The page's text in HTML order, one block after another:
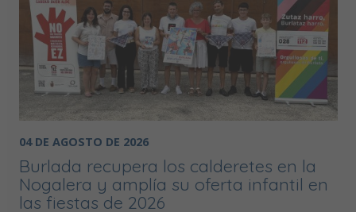
04 DE AGOSTO DE 2026
Burlada recupera los calderetes en la
Nogalera y amplía su oferta infantil en
las fiestas de 2026